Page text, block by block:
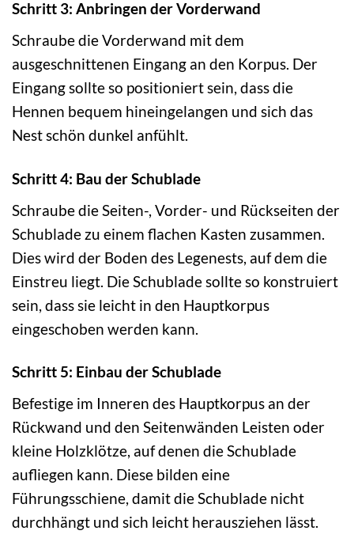
Schritt 3: Anbringen der Vorderwand
Schraube die Vorderwand mit dem
ausgeschnittenen Eingang an den Korpus. Der
Eingang sollte so positioniert sein, dass die
Hennen bequem hineingelangen und sich das
Nest schön dunkel anfühlt.
Schritt 4: Bau der Schublade
Schraube die Seiten-, Vorder- und Rückseiten der
Schublade zu einem flachen Kasten zusammen.
Dies wird der Boden des Legenests, auf dem die
Einstreu liegt. Die Schublade sollte so konstruiert
sein, dass sie leicht in den Hauptkorpus
eingeschoben werden kann.
Schritt 5: Einbau der Schublade
Befestige im Inneren des Hauptkorpus an der
Rückwand und den Seitenwänden Leisten oder
kleine Holzklötze, auf denen die Schublade
aufliegen kann. Diese bilden eine
Führungsschiene, damit die Schublade nicht
durchhängt und sich leicht herausziehen lässt.